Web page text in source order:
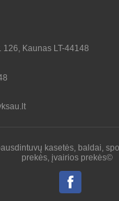
126, Kaunas LT-44148
kasetės, baldai,
prekės, įvairios prekės©